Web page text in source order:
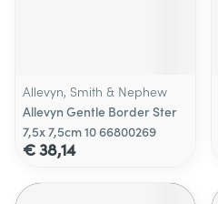
Allevyn, Smith & Nephew
Allevyn Gentle Border Ster
7,5x 7,5cm 10 66800269
€ 38,14